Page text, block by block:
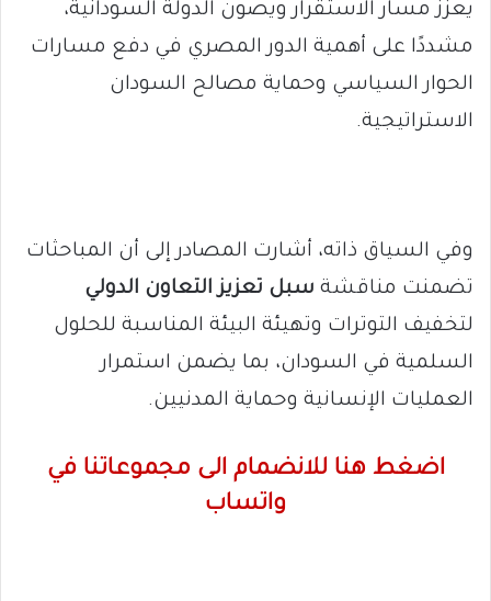
يعزز مسار الاستقرار ويصون الدولة السودانية،
مشددًا على أهمية الدور المصري في دفع مسارات
الحوار السياسي وحماية مصالح السودان
الاستراتيجية.
وفي السياق ذاته، أشارت المصادر إلى أن المباحثات
تضمنت مناقشة سبل تعزيز التعاون الدولي
لتخفيف التوترات وتهيئة البيئة المناسبة للحلول
السلمية في السودان، بما يضمن استمرار
العمليات الإنسانية وحماية المدنيين.
اضغط هنا للانضمام الى مجموعاتنا في
واتساب